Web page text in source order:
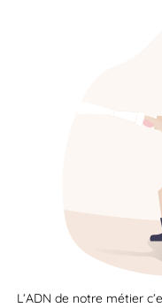
L’ADN de notre métier